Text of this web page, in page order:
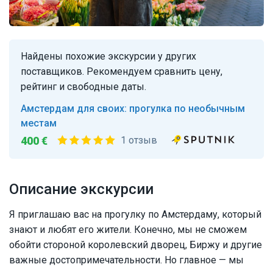
Описание экскурсии
Я приглашаю вас на прогулку по Амстердаму, который
знают и любят его жители. Конечно, мы не сможем
обойти стороной королевский дворец, Биржу и другие
важные достопримечательности. Но главное — мы
Найдены похожие экскурсии у других
поставщиков. Рекомендуем сравнить цену,
рейтинг и свободные даты.
Амстердам для своих: прогулка по необычным
местам
400 € 1 отзыв